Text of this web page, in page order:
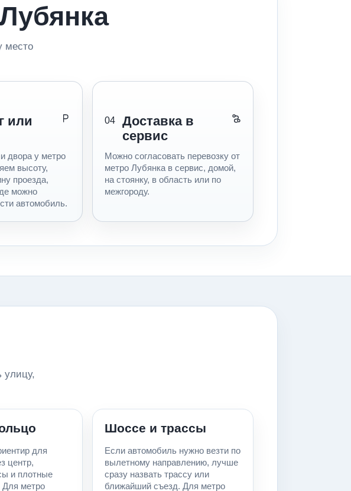
место
или
двора у метро
высоту,
проезда,
можно
автомобиль.
04
Доставка в
сервис
Можно согласовать перевозку от
метро Лубянка в сервис, домой,
на стоянку, в область или по
межгороду.
улицу,
для
центр,
и плотные
Для метро
Шоссе и трассы
Если автомобиль нужно везти по
вылетному направлению, лучше
сразу назвать трассу или
ближайший съезд. Для метро